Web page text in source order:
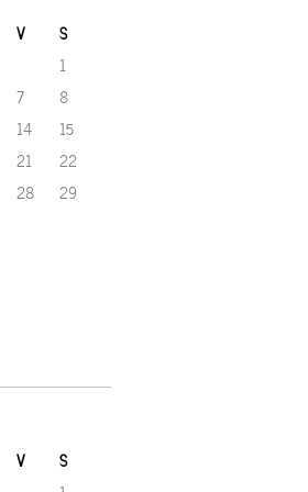
V S
1
7
8
14
15
21
22
28
29
V S